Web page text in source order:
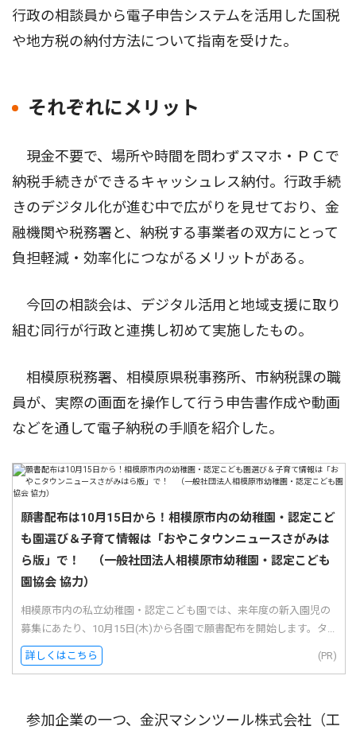
行政の相談員から電子申告システムを活用した国税
や地方税の納付方法について指南を受けた。
それぞれにメリット
現金不要で、場所や時間を問わずスマホ・ＰＣで
納税手続きができるキャッシュレス納付。行政手続
きのデジタル化が進む中で広がりを見せており、金
融機関や税務署と、納税する事業者の双方にとって
負担軽減・効率化につながるメリットがある。
今回の相談会は、デジタル活用と地域支援に取り
組む同行が行政と連携し初めて実施したもの。
相模原税務署、相模原県税事務所、市納税課の職
員が、実際の画面を操作して行う申告書作成や動画
などを通して電子納税の手順を紹介した。
願書配布は10月15日から！相模原市内の幼稚園・認定こど
も園選び＆子育て情報は「おやこタウンニュースさがみは
ら版」で！ （一般社団法人相模原市幼稚園・認定こども
園協会 協力）
相模原市内の私立幼稚園・認定こども園では、来年度の新入園児の
募集にあたり、10月15日(木)から各園で願書配布を開始します。タ...
詳しくはこちら (PR)
参加企業の一つ、金沢マシンツール株式会社（工